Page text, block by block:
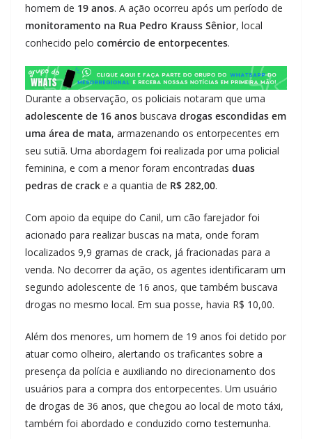
homem de 19 anos. A ação ocorreu após um período de
monitoramento na Rua Pedro Krauss Sênior, local
conhecido pelo comércio de entorpecentes.
Durante a observação, os policiais notaram que uma
adolescente de 16 anos buscava drogas escondidas em
uma área de mata, armazenando os entorpecentes em
seu sutiã. Uma abordagem foi realizada por uma policial
feminina, e com a menor foram encontradas duas
pedras de crack e a quantia de R$ 282,00.
Com apoio da equipe do Canil, um cão farejador foi
acionado para realizar buscas na mata, onde foram
localizados 9,9 gramas de crack, já fracionadas para a
venda. No decorrer da ação, os agentes identificaram um
segundo adolescente de 16 anos, que também buscava
drogas no mesmo local. Em sua posse, havia R$ 10,00.
Além dos menores, um homem de 19 anos foi detido por
atuar como olheiro, alertando os traficantes sobre a
presença da polícia e auxiliando no direcionamento dos
usuários para a compra dos entorpecentes. Um usuário
de drogas de 36 anos, que chegou ao local de moto táxi,
também foi abordado e conduzido como testemunha.